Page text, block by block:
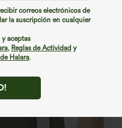
correos electrónicos de
la suscripción en cualquier
aceptas
, Reglas de Actividad y
Halara.